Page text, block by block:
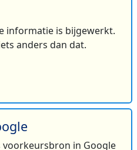
informatie is bijgewerkt.
anders dan dat.
voorkeursbron in Google